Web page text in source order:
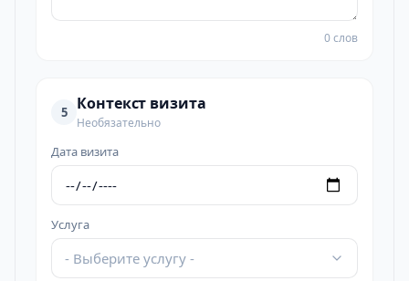
0 слов
5 Контекст визита
Необязательно
Дата визита
Услуга
- Выберите услугу -